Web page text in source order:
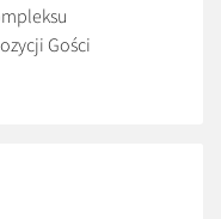
Gości
z pełnym
miejscu.